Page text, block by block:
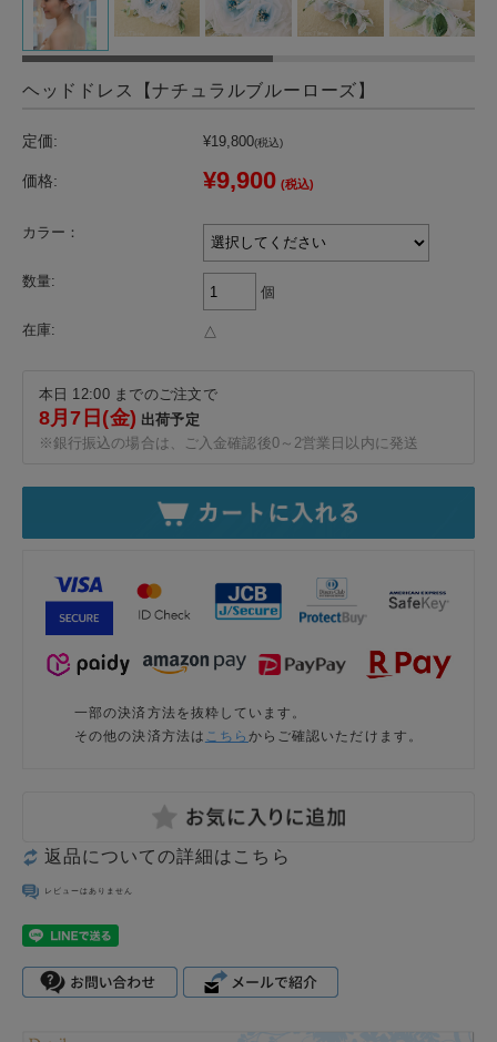
ヘッドドレス【ナチュラルブルーローズ】
定価: ¥19,800(税込)
価格: ¥9,900 (税込)
カラー：
数量:
個
在庫: △
本日 12:00 までのご注文で
8月7日(金)出荷予定
※銀行振込の場合は、ご入金確認後0～2営業日以内に発送
一部の決済方法を抜粋しています。
その他の決済方法は こちら からご確認いただけます。
返品についての詳細はこちら
レビューはありません